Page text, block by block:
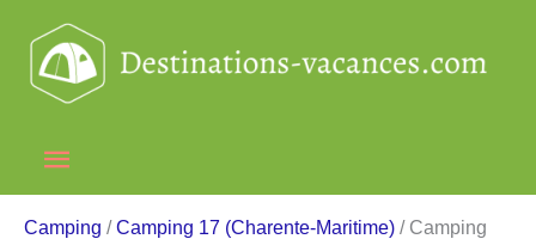
contenu
Menu
principal
Camping /Camping 17 (Charente-Maritime) / Camping